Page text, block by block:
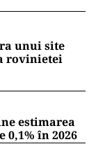
unui site
rovinietei
estimarea
0,1% în 2026